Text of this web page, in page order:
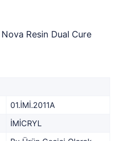
Resin Dual Cure
01.İMİ.2011A
İMİCRYL